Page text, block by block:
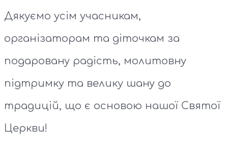
Дякуємо усім учасникам,
організаторам та діточкам за
подаровану радість, молитовну
підтримку та велику шану до
традицій, що є основою нашої Святої
Церкви!